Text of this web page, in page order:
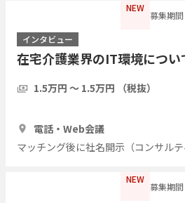
NEW
募集期
インタビュー
在宅介護業界のIT環境につ
1.5万円 〜 1.5万円 （税抜）
電話・Web会議
マッチング後に社名開示（コンサルテ
NEW
募集期